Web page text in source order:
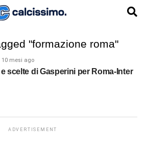
"formazione roma"
10 mesi ago
scelte di Gasperini per Roma-Inter
ADVERTISEMENT